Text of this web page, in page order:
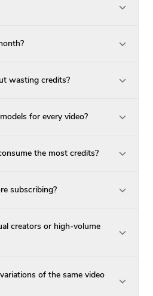
wasting credits?
for every video?
the most credits?
subscribing?
creators or high-volume
of the same video